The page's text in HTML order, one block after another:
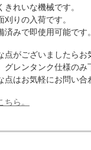
きれいな機械です。
刈りの入荷です。
済みで即使用可能です
点がございましたら
グレンタンク仕様の
点はお気軽にお問い合
ちら。